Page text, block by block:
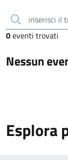
inserisci il testo da cercare
0eventi trovati
Nessun
Esplora